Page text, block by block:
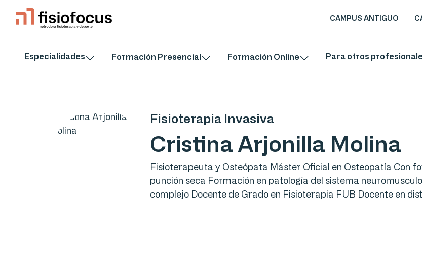
CAMPUS ANTIGUO
Especialidades Formación Presencial Formación Online Para otros
Fisioterapia Invasiva
Cristina Arjonilla Molina
Fisioterapeuta y Osteópata Máster Oficial en Osteopatía Con
punción seca Formación en patología del sistema
complejo Docente de Grado en Fisioterapia FUB Docente en